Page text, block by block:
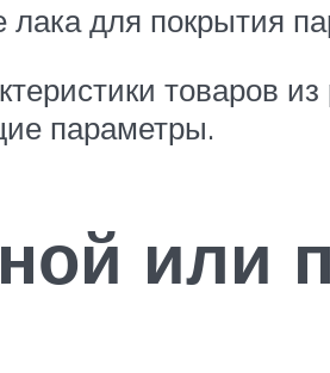
для покрытия
товаров
параметры.
или